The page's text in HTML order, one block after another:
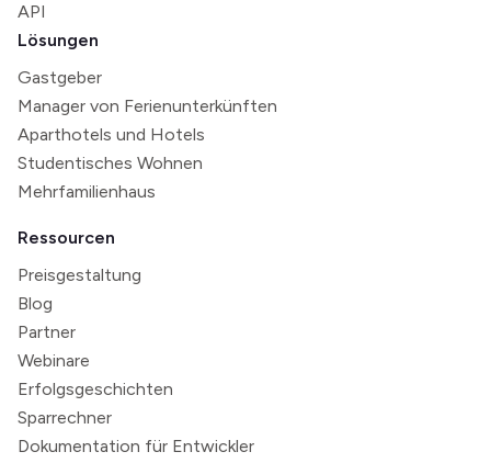
API
Lösungen
Gastgeber
Manager von Ferienunterkünften
Aparthotels und Hotels
Studentisches Wohnen
Mehrfamilienhaus
Ressourcen
Preisgestaltung
Blog
Partner
Webinare
Erfolgsgeschichten
Sparrechner
Dokumentation für Entwickler